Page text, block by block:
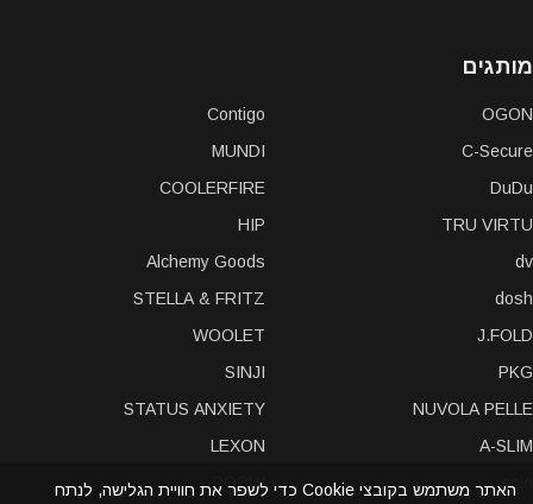
מותגים
OGON
C-Secure
DuDu
TRU VIRTU
dv
dosh
J.FOLD
PKG
NUVOLA PELLE
A-SLIM
solo
Contigo
MUNDI
COOLERFIRE
HIP
Alchemy Goods
STELLA & FRITZ
WOOLET
SINJI
STATUS ANXIETY
LEXON
POCHI
האתר משתמש בקובצי Cookie כדי לשפר את חוויית הגלישה, לנתח